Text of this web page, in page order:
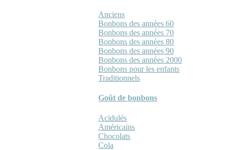
Anciens
Bonbons des années 60
Bonbons des années 70
Bonbons des années 80
Bonbons des années 90
Bonbons des années 2000
Bonbons pour les enfants
Traditionnels
Goût de bonbons
Acidulés
Américains
Chocolats
Cola